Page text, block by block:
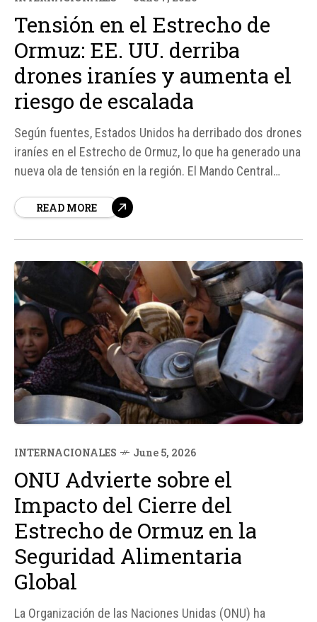
Tensión en el Estrecho de
Ormuz: EE. UU. derriba
drones iraníes y aumenta el
riesgo de escalada
Según fuentes, Estados Unidos ha derribado dos drones
iraníes en el Estrecho de Ormuz, lo que ha generado una
nueva ola de tensión en la región. El Mando Central
representaban una amenaza para el tráfico marítimo
READ MORE
INTERNACIONALES June 5, 2026
ONU Advierte sobre el
Impacto del Cierre del
Estrecho de Ormuz en la
Seguridad Alimentaria
Global
La Organización de las Naciones Unidas (ONU) ha